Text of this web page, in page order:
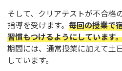
そして、クリアテストが不合格
指導を受けます。 毎回の授業で
習慣もつけるようにしています
期間には、通常授業に加えて土
しています。